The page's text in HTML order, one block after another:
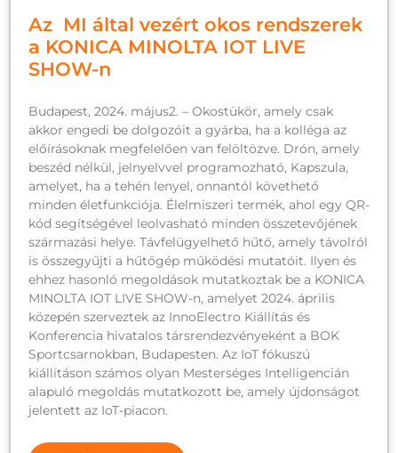
Az MI által vezért okos rendszerek
a KONICA MINOLTA IOT LIVE
SHOW-n
Budapest, 2024. május2. – Okostükör, amely csak
akkor engedi be dolgozóit a gyárba, ha a kolléga az
előírásoknak megfelelően van felöltözve. Drón, amely
beszéd nélkül, jelnyelvvel programozható, Kapszula,
amelyet, ha a tehén lenyel, onnantól követhető
minden életfunkciója. Élelmiszeri termék, ahol egy QR-
kód segítségével leolvasható minden összetevőjének
származási helye. Távfelügyelhető hűtő, amely távolról
is összegyűjti a hűtőgép működési mutatóit. Ilyen és
ehhez hasonló megoldások mutatkoztak be a KONICA
MINOLTA IOT LIVE SHOW-n, amelyet 2024. április
közepén szerveztek az InnoElectro Kiállítás és
Konferencia hivatalos társrendezvényeként a BOK
Sportcsarnokban, Budapesten. Az IoT fókuszú
kiállításon számos olyan Mesterséges Intelligencián
alapuló megoldás mutatkozott be, amely újdonságot
jelentett az IoT-piacon.